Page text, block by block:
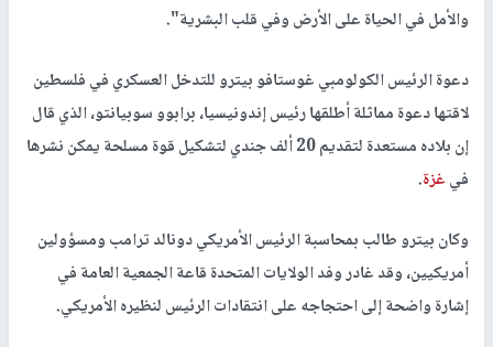
والأمل في الحياة على الأرض وفي قلب البشرية".
دعوة الرئيس الكولومبي غوستافو بيترو للتدخل العسكري في فلسطين
لاقتها دعوة مماثلة أطلقها رئيس إندونيسيا، برابوو سوبيانتو، الذي قال
إن بلاده مستعدة لتقديم 20 ألف جندي لتشكيل قوة مسلحة يمكن نشرها
فيغزة.
وكان بيترو طالب بمحاسبة الرئيس الأمريكي دونالد ترامب ومسؤولين
أمريكيين، وقد غادر وفد الولايات المتحدة قاعة الجمعية العامة في
إشارة واضحة إلى احتجاجه على انتقادات الرئيس لنظيره الأمريكي.